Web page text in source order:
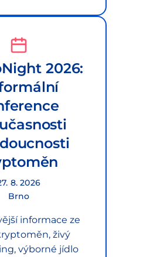
2026:
8. 2026
Brno
informace ze
živý
výborné jídlo